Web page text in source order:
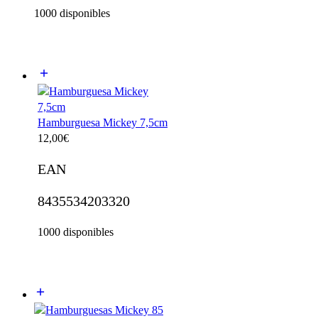
1000 disponibles
Hamburguesa Mickey 7,5cm
12,00€
EAN
8435534203320
1000 disponibles